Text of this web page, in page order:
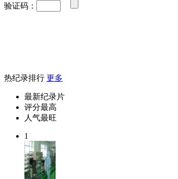
验证码：
热纪录排行 更多
最新纪录片
评分最高
人气最旺
1